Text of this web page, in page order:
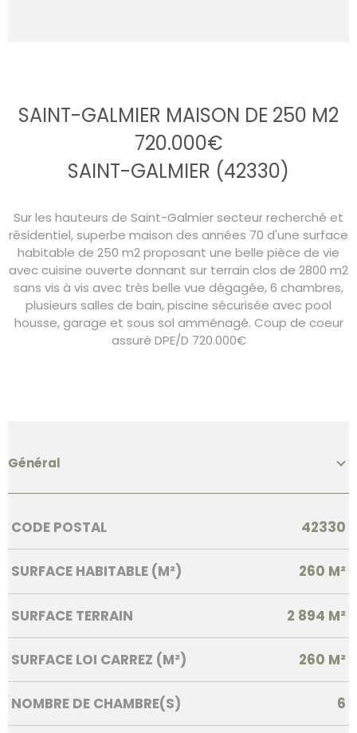
SAINT-GALMIER MAISON DE 250 M2
720.000€
SAINT-GALMIER (42330)
Sur les hauteurs de Saint-Galmier secteur recherché et
résidentiel, superbe maison des années 70 d'une surface
habitable de 250 m2 proposant une belle pièce de vie
avec cuisine ouverte donnant sur terrain clos de 2800 m2
sans vis à vis avec très belle vue dégagée, 6 chambres,
plusieurs salles de bain, piscine sécurisée avec pool
housse, garage et sous sol amménagé. Coup de coeur
assuré DPE/D 720.000€
Général
Caractérisque Valeurs
CODE POSTAL 42330
SURFACE HABITABLE (M²) 260 M²
SURFACE TERRAIN 2 894 M²
SURFACE LOI CARREZ (M²) 260 M²
NOMBRE DE CHAMBRE(S) 6